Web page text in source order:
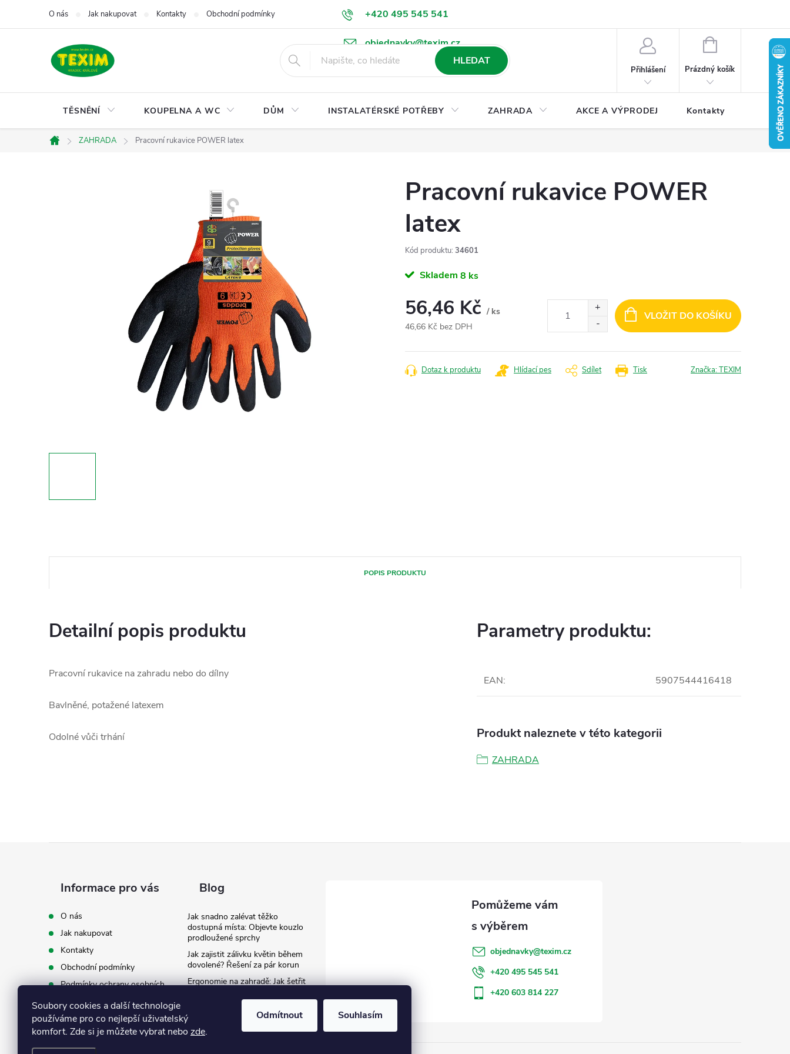
Soubory cookies a další technologie
používáme pro co nejlepší uživatelský
komfort. Zde si je můžete vybrat nebo zde.
Odmítnout Souhlasím
+420 495 545 541
objednavky@texim.cz
O nás Jak nakupovat Kontakty Obchodní podmínky Podmínky ochrany osobních údajů Ke stažení
HLEDAT
Přihlášení
NÁKUPNÍ
Prázdný košík
TĚSNĚNÍ KOUPELNA A WC DŮM INSTALATÉRSKÉ POTŘEBY ZAHRADA AKCE A VÝPRODEJ Kontakty
Domů
ZAHRADA Pracovní rukavice POWER latex
Pracovní rukavice POWER
latex
Kód produktu: 34601
Skladem 8 ks
56,46 Kč / ks
46,66 Kč bez DPH
cena:
VLOŽIT DO KOŠÍKU
Tisk
Dotaz k produktu Hlídací pes Sdílet Značka:TEXIM
POPIS PRODUKTU
Detailní popis produktu
Pracovní rukavice na zahradu nebo do dílny
Bavlněné, potažené latexem
Odolné vůči trhání
Parametry produktu:
EAN: 5907544416418
Produkt naleznete v této kategorii
ZAHRADA
Informace pro vás
O nás
Jak nakupovat
Kontakty
Obchodní podmínky
Podmínky ochrany osobních
Ke stažení
Blog
Jak snadno zalévat těžko
dostupná místa: Objevte kouzlo
prodloužené sprchy
Jak zajistit zálivku květin během
dovolené? Řešení za pár korun
Ergonomie na zahradě: Jak šetřit
objednavky@texim.cz
+420 495 545 541
+420 603 814 227